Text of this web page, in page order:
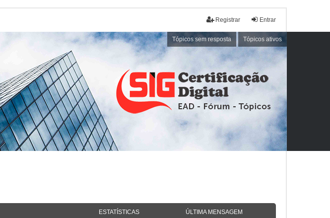
Entrar
Registrar
Tópicos sem resposta Tópicos ativos
ESTATÍSTICAS ÚLTIMA MENSAGEM